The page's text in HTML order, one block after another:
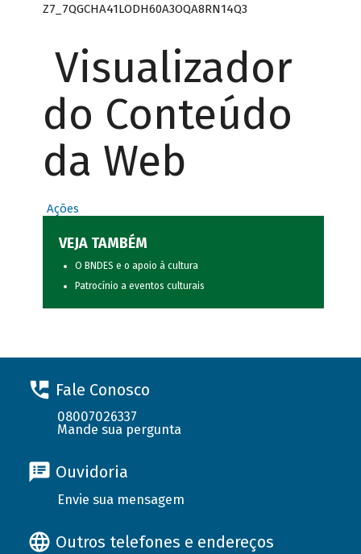
Z7_7QGCHA41LODH60A3OQA8RN14Q3
Visualizador
do Conteúdo
da Web
Ações
VEJA TAMBÉM
O BNDES e o apoio à cultura
Patrocínio a eventos culturais
Fale Conosco
08007026337
Mande sua pergunta
Ouvidoria
Envie sua mensagem
Outros telefones e endereços